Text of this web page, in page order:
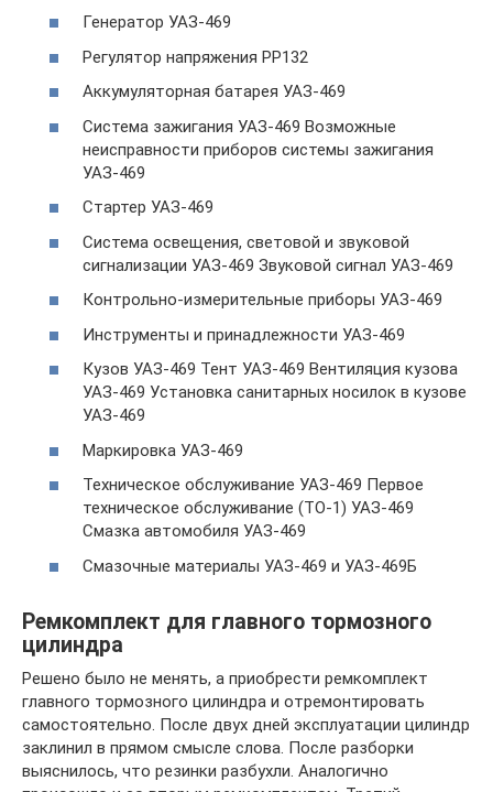
Генератор УАЗ-469
Регулятор напряжения РР132
Аккумуляторная батарея УАЗ-469
Система зажигания УАЗ-469 Возможные
неисправности приборов системы зажигания
УАЗ-469
Стартер УАЗ-469
Система освещения, световой и звуковой
сигнализации УАЗ-469 Звуковой сигнал УАЗ-469
Контрольно-измерительные приборы УАЗ-469
Инструменты и принадлежности УАЗ-469
Кузов УАЗ-469 Тент УАЗ-469 Вентиляция кузова
УАЗ-469 Установка санитарных носилок в кузове
УАЗ-469
Маркировка УАЗ-469
Техническое обслуживание УАЗ-469 Первое
техническое обслуживание (ТО-1) УАЗ-469
Смазка автомобиля УАЗ-469
Смазочные материалы УАЗ-469 и УАЗ-469Б
Ремкомплект для главного тормозного
цилиндра
Решено было не менять, а приобрести ремкомплект
главного тормозного цилиндра и отремонтировать
самостоятельно. После двух дней эксплуатации цилиндр
заклинил в прямом смысле слова. После разборки
выяснилось, что резинки разбухли. Аналогично